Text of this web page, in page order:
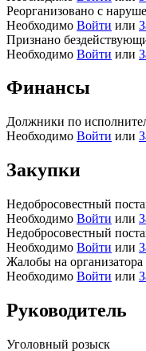
Реорганизовано с
Необходимо Войти или
Признано
Необходимо Войти или
Финансы
Должники по
Необходимо Войти или
Закупки
Недобросовестный
Необходимо Войти или
Недобросовестный
Необходимо Войти или
Жалобы на организатора
Необходимо Войти или
Руководитель
Уголовный розыск